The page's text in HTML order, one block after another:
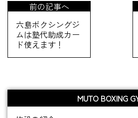
前の記事へ
六島ボクシングジ
ムは塾代助成カー
ド使えます！
MUTO BOXING